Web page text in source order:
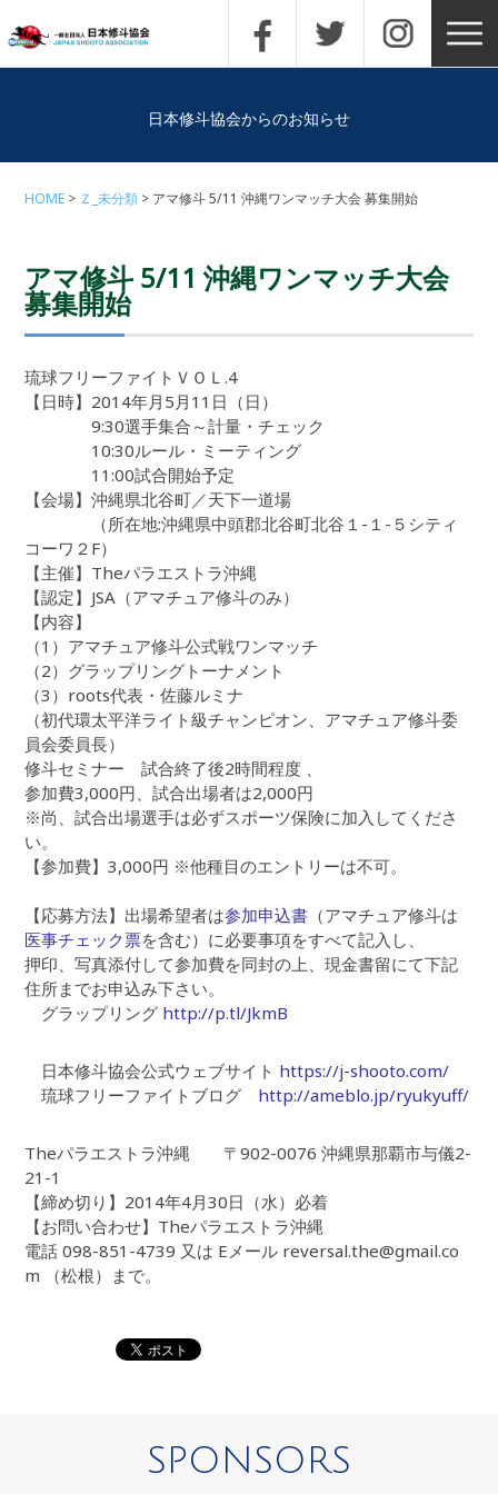
日本修斗協会からのお知らせ
HOME Ｚ_未分類 アマ修斗 5/11 沖縄ワンマッチ大会 募集開始
アマ修斗 5/11 沖縄ワンマッチ大会
募集開始
琉球フリーファイトＶＯＬ.4
【日時】2014年月5月11日（日）
9:30選手集合～計量・チェック
10:30ルール・ミーティング
11:00試合開始予定
【会場】沖縄県北谷町／天下一道場
（所在地:沖縄県中頭郡北谷町北谷１-１-５シティ
コーワ２F）
【主催】Theパラエストラ沖縄
【認定】JSA（アマチュア修斗のみ）
【内容】
（1）アマチュア修斗公式戦ワンマッチ
（2）グラップリングトーナメント
（3）roots代表・佐藤ルミナ
（初代環太平洋ライト級チャンピオン、アマチュア修斗委
員会委員長）
修斗セミナー 試合終了後2時間程度 、
参加費3,000円、試合出場者は2,000円
※尚、試合出場選手は必ずスポーツ保険に加入してくださ
い。
【参加費】3,000円 ※他種目のエントリーは不可。
【応募方法】出場希望者は参加申込書 （アマチュア修斗は
医事チェック票を含む）に必要事項をすべて記入し、
押印、写真添付して参加費を同封の上、現金書留にて下記
住所までお申込み下さい。
グラップリング http://p.tl/JkmB
日本修斗協会公式ウェブサイト https://j-shooto.com/
琉球フリーファイトブログ http://ameblo.jp/ryukyuff/
Theパラエストラ沖縄 〒902-0076 沖縄県那覇市与儀2-
21-1
【締め切り】2014年4月30日（水）必着
【お問い合わせ】Theパラエストラ沖縄
電話 098-851-4739 又は Eメール reversal.the@gmail.co
m （松根）まで。
SPONSORS